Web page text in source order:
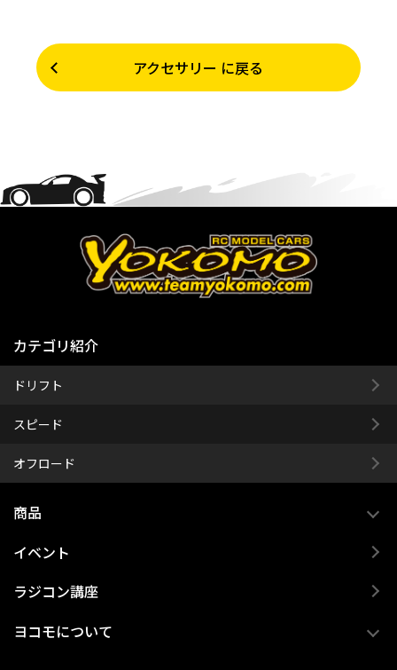
アクセサリー に戻る
カテゴリ紹介
ドリフト
スピード
オフロード
商品
イベント
ラジコン講座
ヨコモについて